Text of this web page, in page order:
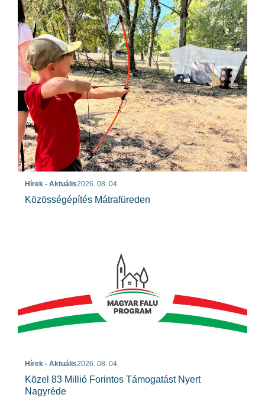
Hírek - Aktuális2026. 08. 04.
Közösségépítés Mátrafüreden
Hírek - Aktuális2026. 08. 04.
Közel 83 Millió Forintos Támogatást Nyert
Nagyréde